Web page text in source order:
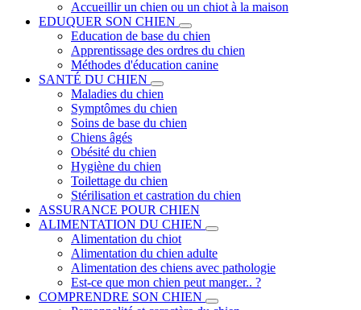
Accueillir un chien ou un chiot à la maison
EDUQUER SON CHIEN
Education de base du chien
Apprentissage des ordres du chien
Méthodes d'éducation canine
SANTÉ DU CHIEN
Maladies du chien
Symptômes du chien
Soins de base du chien
Chiens âgés
Obésité du chien
Hygiène du chien
Toilettage du chien
Stérilisation et castration du chien
ASSURANCE POUR CHIEN
ALIMENTATION DU CHIEN
Alimentation du chiot
Alimentation du chien adulte
Alimentation des chiens avec pathologie
Est-ce que mon chien peut manger.. ?
COMPRENDRE SON CHIEN